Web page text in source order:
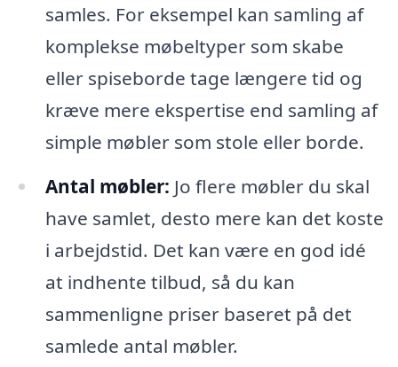
samles. For eksempel kan samling af
komplekse møbeltyper som skabe
eller spiseborde tage længere tid og
kræve mere ekspertise end samling af
simple møbler som stole eller borde.
Antal møbler: Jo flere møbler du skal
have samlet, desto mere kan det koste
i arbejdstid. Det kan være en god idé
at indhente tilbud, så du kan
sammenligne priser baseret på det
samlede antal møbler.